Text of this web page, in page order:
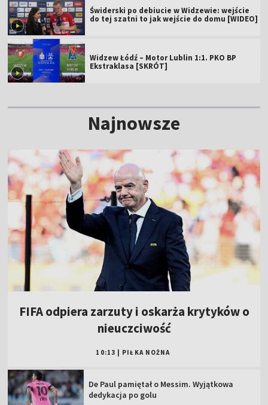
Świderski po debiucie w Widzewie: wejście
do tej szatni to jak wejście do domu [WIDEO]
Widzew Łódź – Motor Lublin 1:1. PKO BP
Ekstraklasa [SKRÓT]
Najnowsze
FIFA odpiera zarzuty i oskarża krytyków o
nieuczciwość
10:13 PIŁKA NOŻNA
De Paul pamiętał o Messim. Wyjątkowa
dedykacja po golu